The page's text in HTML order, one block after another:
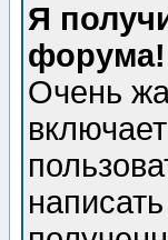
Я
форума!
Очень